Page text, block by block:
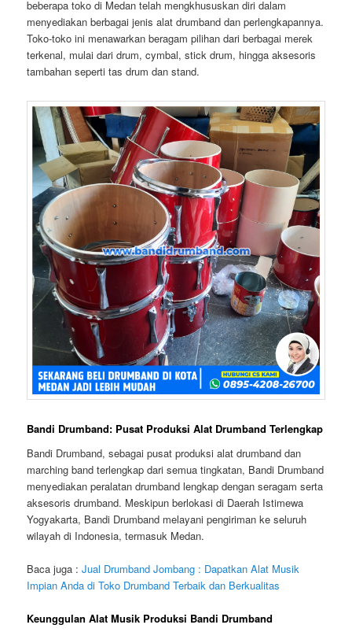
beberapa toko di Medan telah mengkhususkan diri dalam
menyediakan berbagai jenis alat drumband dan perlengkapannya.
Toko-toko ini menawarkan beragam pilihan dari berbagai merek
terkenal, mulai dari drum, cymbal, stick drum, hingga aksesoris
tambahan seperti tas drum dan stand.
Bandi Drumband: Pusat Produksi Alat Drumband Terlengkap
Bandi Drumband, sebagai pusat produksi alat drumband dan
marching band terlengkap dari semua tingkatan, Bandi Drumband
menyediakan peralatan drumband lengkap dengan seragam serta
aksesoris drumband. Meskipun berlokasi di Daerah Istimewa
Yogyakarta, Bandi Drumband melayani pengiriman ke seluruh
wilayah di Indonesia, termasuk Medan.
Baca juga :Jual Drumband Jombang : Dapatkan Alat Musik
Impian Anda di Toko Drumband Terbaik dan Berkualitas
Keunggulan Alat Musik Produksi Bandi Drumband